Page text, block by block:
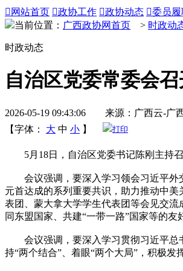
 网站首页 政协工作 政协动态 委员履
当前位置： 广西政协网首页 > 时政动
时政动态
自治区党委常委会
2026-05-19 09:43:06 来源：广西云-广
【字体：
大 中 小 】 打印
5月18日，自治区党委书记陈刚主持召
会议强调，要深入学习领会习近平外交
元首达成的系列重要共识，助力推动中
表团、蒙大拿大学学生代表团等会见交
同东盟国家、共建“一带一路”国家等的
会议强调，要深入学习贯彻习近平总书
持“两个结合”、着眼“两个大局”，积极